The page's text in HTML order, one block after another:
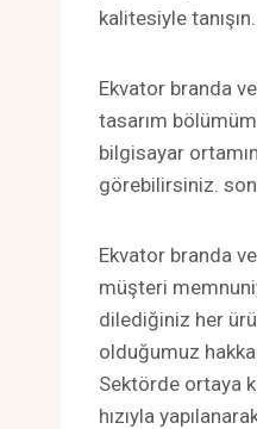
kalitesiyle tanışın.
Ekvator branda
tasarım
bilgisayar
görebilirsiniz.
Ekvator branda
müşteri
dilediğiniz her
olduğumuz
Sektörde ortaya
hızıyla